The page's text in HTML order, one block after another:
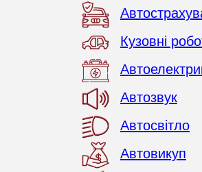
Кузовні
Автозвук
Автосвітло
Автовикуп